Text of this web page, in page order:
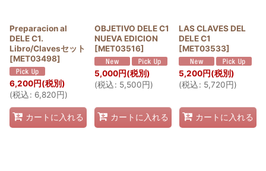
Preparacion al
DELE C1.
Libro/Clavesセット
[MET03498]
6,200円(税別)
(税込: 6,820円)
カートに入れる
OBJETIVO DELE C1
NUEVA EDICION
[MET03516]
5,000円(税別)
(税込: 5,500円)
カートに入れる
LAS CLAVES DEL
DELE C1
[MET03533]
5,200円(税別)
(税込: 5,720円)
カートに入れる